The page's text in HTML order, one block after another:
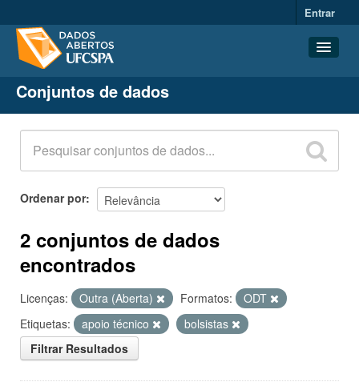
Entrar
Conjuntos de dados
Organizações
Grupos
Sobre
Conjuntos de dados
Ordenar por
2 conjuntos de dados
encontrados
Licenças: Outra (Aberta) Formatos:
ODT
Etiquetas:
apoio técnico
bolsistas
Filtrar Resultados